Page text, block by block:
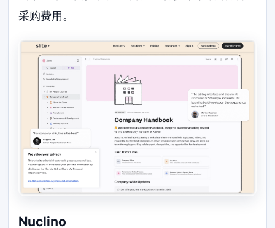
采购费用。
Nuclino